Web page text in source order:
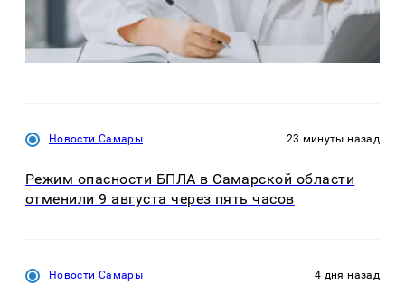
Новости Самары 23 минуты назад
Режим опасности БПЛА в Самарской области
отменили 9 августа через пять часов
Новости Самары 4 дня назад